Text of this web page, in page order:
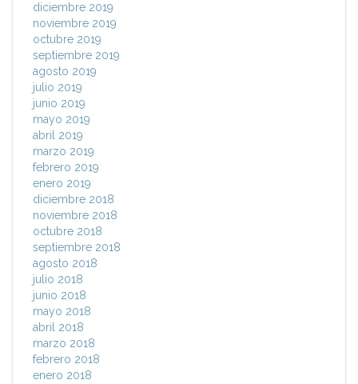
diciembre 2019
noviembre 2019
octubre 2019
septiembre 2019
agosto 2019
julio 2019
junio 2019
mayo 2019
abril 2019
marzo 2019
febrero 2019
enero 2019
diciembre 2018
noviembre 2018
octubre 2018
septiembre 2018
agosto 2018
julio 2018
junio 2018
mayo 2018
abril 2018
marzo 2018
febrero 2018
enero 2018